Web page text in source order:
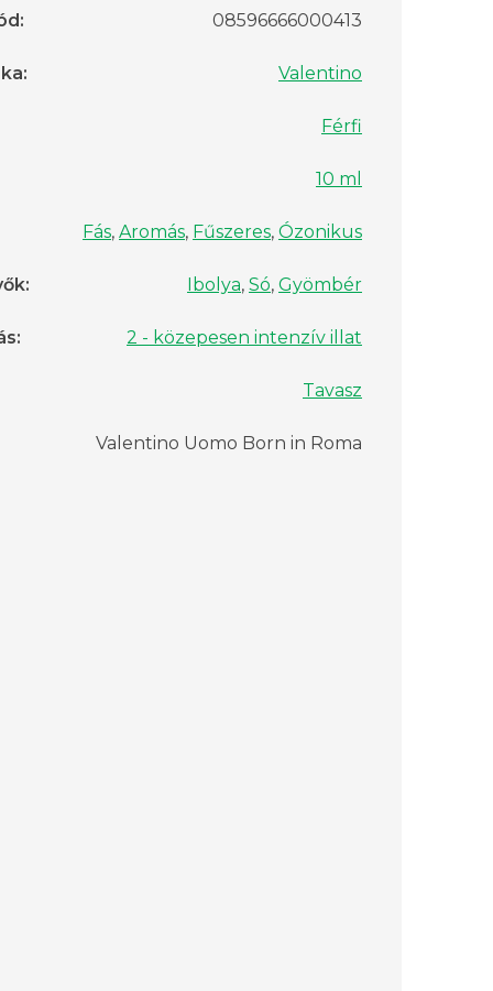
: 08596666000413
: Valentino
Férfi
10 ml
Fás, Aromás, Fűszeres, Ózonikus
: Ibolya, Só, Gyömbér
: 2 - közepesen intenzív illat
Tavasz
Valentino Uomo Born in Roma